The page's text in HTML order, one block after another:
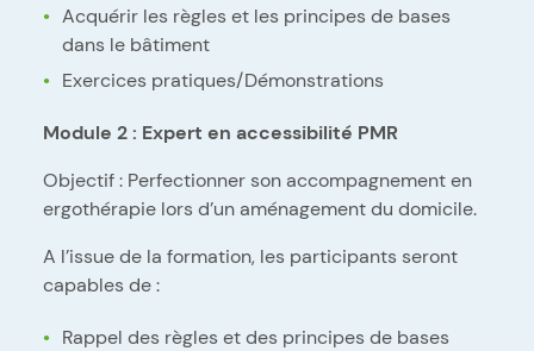
Acquérir les règles et les principes de bases
dans le bâtiment
Exercices pratiques/Démonstrations
Module 2 : Expert en accessibilité PMR
Objectif : Perfectionner son accompagnement en
ergothérapie lors d’un aménagement du domicile.
A l’issue de la formation, les participants seront
capables de :
Rappel des règles et des principes de bases